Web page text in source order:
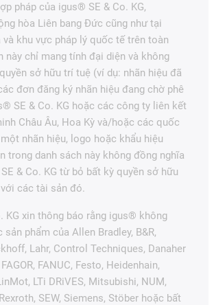
pháp của igus® SE & Co. KG,
hòa Liên bang Đức cũng như tại
và khu vực pháp lý quốc tế trên toàn
này chỉ mang tính đại diện và không
sở hữu trí tuệ (ví dụ: nhãn hiệu đã
đơn đăng ký nhãn hiệu đang chờ phê
SE & Co. KG hoặc các công ty liên kết
Châu Âu, Hoa Kỳ và/hoặc các quốc
nhãn hiệu, logo hoặc khẩu hiệu
trong danh sách này không đồng nghĩa
& Co. KG từ bỏ bất kỳ quyền sở hữu
các tài sản đó.
KG xin thông báo rằng igus® không
sản phẩm của Allen Bradley, B&R,
Lahr, Control Techniques, Danaher
FANUC, Festo, Heidenhain,
LTi DRiVES, Mitsubishi, NUM,
SEW, Siemens, Stöber hoặc bất